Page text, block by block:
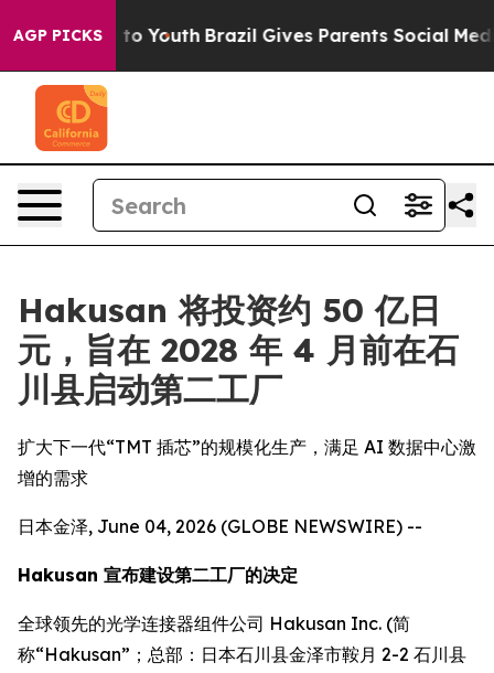
AGP PICKSto Youth Brazil Gives Parents Social Media
Hakusan 将投资约 50 亿日
元，旨在 2028 年 4 月前在石
川县启动第二工厂
扩大下一代“TMT 插芯”的规模化生产，满足 AI 数据中心激
增的需求
日本金泽, June 04, 2026 (GLOBE NEWSWIRE) --
Hakusan 宣布建设第二工厂的决定
全球领先的光学连接器组件公司 Hakusan Inc. (简
称“Hakusan”；总部：日本石川县金泽市鞍月 2-2 石川县